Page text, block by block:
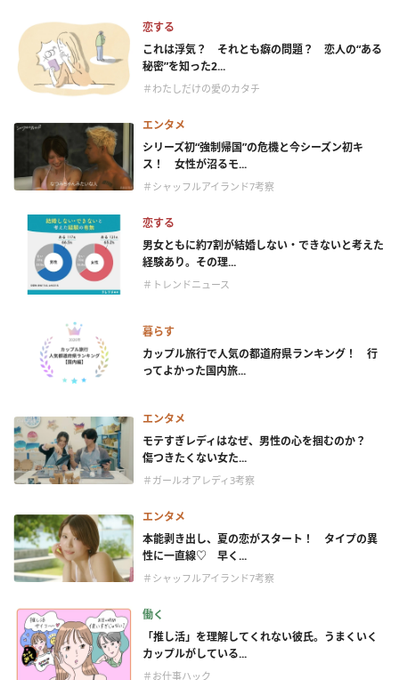
恋する
これは浮気？ それとも癖の問題？ 恋人の“ある
秘密”を知った2...
＃わたしだけの愛のカタチ
エンタメ
シリーズ初“強制帰国”の危機と今シーズン初キ
ス！ 女性が沼るモ...
＃シャッフルアイランド7考察
恋する
男女ともに約7割が結婚しない・できないと考えた
経験あり。その理...
＃トレンドニュース
暮らす
カップル旅行で人気の都道府県ランキング！ 行
ってよかった国内旅...
エンタメ
モテすぎレディはなぜ、男性の心を掴むのか？
傷つきたくない女た...
＃ガールオアレディ3考察
エンタメ
本能剥き出し、夏の恋がスタート！ タイプの異
性に一直線♡ 早く...
＃シャッフルアイランド7考察
働く
「推し活」を理解してくれない彼氏。うまくいく
カップルがしている...
＃お仕事ハック